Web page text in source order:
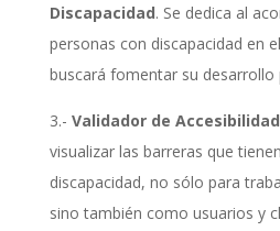
Discapacidad. Se dedica al
personas con discapacidad en
buscará fomentar su desarrollo
3.- Validador de Accesibilidad
visualizar las barreras que
discapacidad, no sólo para
sino también como usuarios y